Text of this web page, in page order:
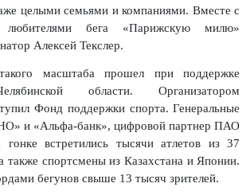
целыми семьями и компаниями. Вместе с
любителями бега «Парижскую милю»
Алексей Текслер.
масштаба прошел при поддержке
области. Организатором
Фонд поддержки спорта. Генеральные
и «Альфа-банк», цифровой партнер ПАО
гонке встретились тысячи атлетов из 37
также спортсмены из Казахстана и Японии.
бегунов свыше 13 тысяч зрителей.